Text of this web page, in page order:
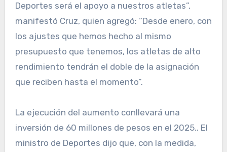
Deportes será el apoyo a nuestros atletas”,
manifestó Cruz, quien agregó: “Desde enero, con
los ajustes que hemos hecho al mismo
presupuesto que tenemos, los atletas de alto
rendimiento tendrán el doble de la asignación
que reciben hasta el momento”.
La ejecución del aumento conllevará una
inversión de 60 millones de pesos en el 2025.. El
ministro de Deportes dijo que, con la medida,